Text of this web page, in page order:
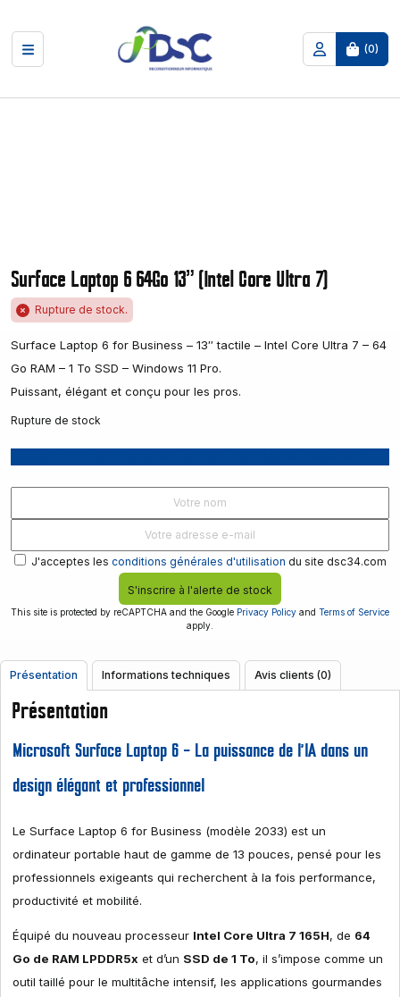
(0)
Surface Laptop 6 64Go 13" (Intel Core Ultra 7)
Rupture de stock.
Surface Laptop 6 for Business – 13″ tactile – Intel Core Ultra 7 – 64
Go RAM – 1 To SSD – Windows 11 Pro.
Puissant, élégant et conçu pour les pros.
Rupture de stock
J'acceptes les conditions générales d'utilisation du site dsc34.com
S'inscrire à l'alerte de stock
This site is protected by reCAPTCHA and the Google Privacy Policy and Terms of Service
apply.
Présentation Informations techniques Avis clients (0)
Présentation
Microsoft Surface Laptop 6 – La puissance de l’IA dans un
design élégant et professionnel
Le Surface Laptop 6 for Business (modèle 2033) est un
ordinateur portable haut de gamme de 13 pouces, pensé pour les
professionnels exigeants qui recherchent à la fois performance,
productivité et mobilité.
Équipé du nouveau processeur Intel Core Ultra 7 165H, de 64
Go de RAM LPDDR5x et d’un SSD de 1 To, il s’impose comme un
outil taillé pour le multitâche intensif, les applications gourmandes